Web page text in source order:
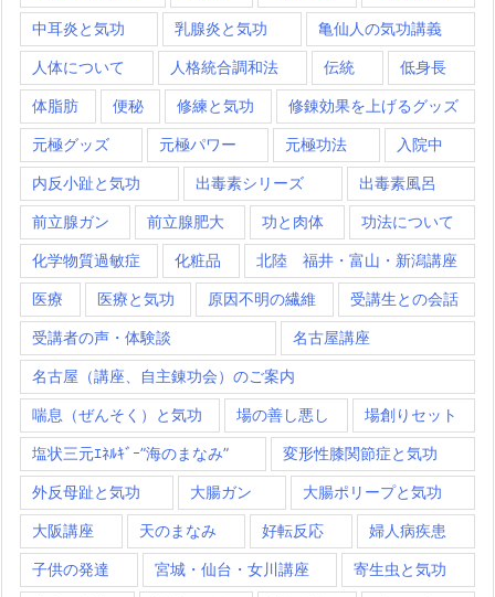
中耳炎と気功 乳腺炎と気功 亀仙人の気功講義
人体について 人格統合調和法 伝統 低身長
体脂肪 便秘 修練と気功 修錬効果を上げるグッズ
元極グッズ 元極パワー 元極功法 入院中
内反小趾と気功 出毒素シリーズ 出毒素風呂
前立腺ガン 前立腺肥大 功と肉体 功法について
化学物質過敏症 化粧品 北陸 福井・富山・新潟講座
医療 医療と気功 原因不明の繊維 受講生との会話
受講者の声・体験談 名古屋講座
名古屋（講座、自主錬功会）のご案内
喘息（ぜんそく）と気功 場の善し悪し 場創りセット
塩状三元ｴﾈﾙｷﾞｰ”海のまなみ” 変形性膝関節症と気功
外反母趾と気功 大腸ガン 大腸ポリープと気功
大阪講座 天のまなみ 好転反応 婦人病疾患
子供の発達 宮城・仙台・女川講座 寄生虫と気功